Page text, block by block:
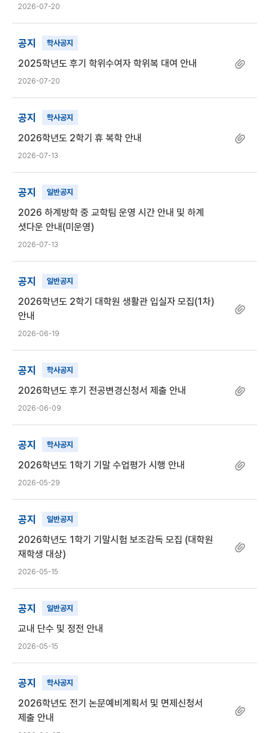
2026-07-20
공지 학사공지
2025학년도 후기 학위수여자 학위복 대여 안내
2026-07-20
공지 학사공지
2026학년도 2학기 휴 복학 안내
2026-07-13
공지 일반공지
2026 하계방학 중 교학팀 운영 시간 안내 및 하계
셧다운 안내(미운영)
2026-07-13
공지 일반공지
2026학년도 2학기 대학원 생활관 입실자 모집(1차)
안내
2026-06-19
공지 학사공지
2026학년도 후기 전공변경신청서 제출 안내
2026-06-09
공지 학사공지
2026학년도 1학기 기말 수업평가 시행 안내
2026-05-29
공지 일반공지
2026학년도 1학기 기말시험 보조감독 모집 (대학원
재학생 대상)
2026-05-15
공지 일반공지
교내 단수 및 정전 안내
2026-05-15
공지 학사공지
2026학년도 전기 논문예비계획서 및 면제신청서
제출 안내